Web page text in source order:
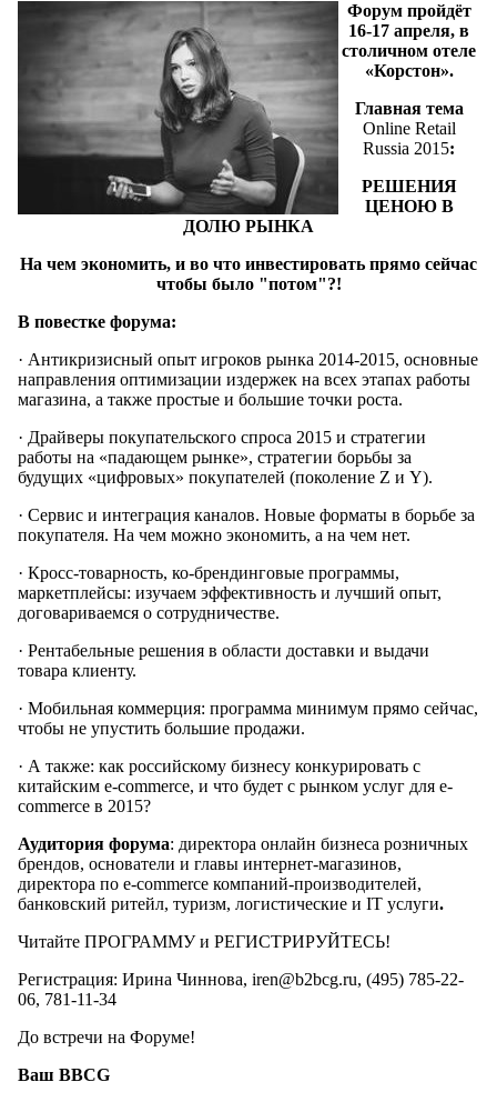
Форум пройдёт
16-17 апреля, в
столичном отеле
«Корстон».
Главная тема
Online Retail
Russia 2015:
РЕШЕНИЯ
ЦЕНОЮ В
ДОЛЮ РЫНКА
На чем экономить, и во что инвестировать прямо сейчас
чтобы было "потом"?!
В повестке форума:
· Антикризисный опыт игроков рынка 2014-2015, основные
направления оптимизации издержек на всех этапах работы
магазина, а также простые и большие точки роста.
· Драйверы покупательского спроса 2015 и стратегии
работы на «падающем рынке», стратегии борьбы за
будущих «цифровых» покупателей (поколение Z и Y).
· Сервис и интеграция каналов. Новые форматы в борьбе за
покупателя. На чем можно экономить, а на чем нет.
· Кросс-товарность, ко-брендинговые программы,
маркетплейсы: изучаем эффективность и лучший опыт,
договариваемся о сотрудничестве.
· Рентабельные решения в области доставки и выдачи
товара клиенту.
· Мобильная коммерция: программа минимум прямо сейчас,
чтобы не упустить большие продажи.
· А также: как российскому бизнесу конкурировать с
китайским e-commerce, и что будет с рынком услуг для e-
commerce в 2015?
Аудитория форума: директора онлайн бизнеса розничных
брендов, основатели и главы интернет-магазинов,
директора по e-commerce компаний-производителей,
банковский ритейл, туризм, логистические и IT услуги.
Читайте ПРОГРАММУ и РЕГИСТРИРУЙТЕСЬ!
Регистрация: Ирина Чиннова, iren@b2bcg.ru, (495) 785-22-
06, 781-11-34
До встречи на Форуме!
Ваш BBCG